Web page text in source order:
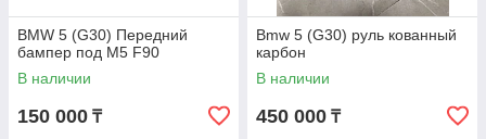
BMW 5 (G30) Передний
бампер под M5 F90
В наличии
150 000 ₸
Bmw 5 (G30) руль кованный
карбон
В наличии
450 000 ₸